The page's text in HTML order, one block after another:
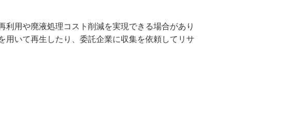
用や廃液処理コスト削減を実現できる場合があり
いて再生したり、委託企業に収集を依頼してリサ